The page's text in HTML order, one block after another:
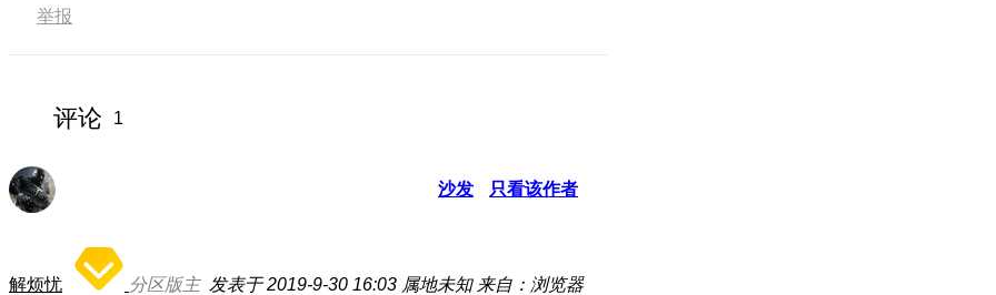
举报
评论 1
沙发 只看该作者
解烦忧 分区版主 发表于 2019-9-30 16:03 属地未知 来自：浏览器